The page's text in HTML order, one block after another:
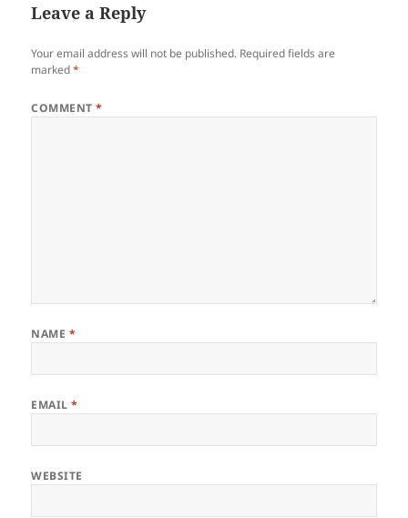
Leave a Reply
Your email address will not be published. Required fields are
marked*
COMMENT*
NAME *
EMAIL*
WEBSITE